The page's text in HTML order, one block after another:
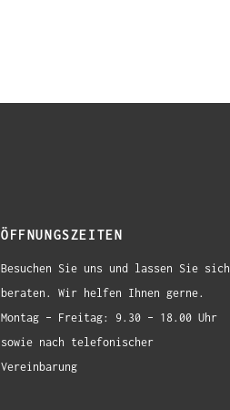
ÖFFNUNGSZEITEN
Besuchen Sie uns und lassen Sie sich
beraten. Wir helfen Ihnen gerne.
Montag – Freitag: 9.30 – 18.00 Uhr
sowie nach telefonischer
Vereinbarung